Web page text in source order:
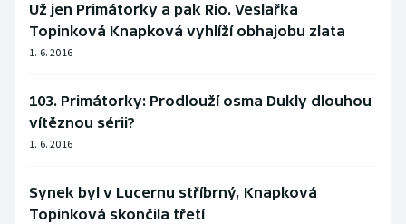
Plavání
Ragby
Rychlostní kanoistika
Už jen Primátorky a pak Rio. Veslařka
Topinková Knapková vyhlíží obhajobu zlata
1. 6. 2016
103. Primátorky: Prodlouží osma Dukly dlouhou
vítěznou sérii?
1. 6. 2016
Synek byl v Lucernu stříbrný, Knapková
Topinková skončila třetí